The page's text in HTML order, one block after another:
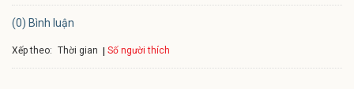
(0) Bình luận
Xếp theo: Thời gian Số người thích